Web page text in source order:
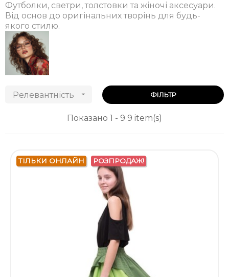
Футболки, светри, толстовки та жіночі аксесуари.
Від основ до оригінальних творінь для будь-
якого стилю.
Релевантність  ФІЛЬТР
Показано 1 - 9 9 item(s)
ТІЛЬКИ ОНЛАЙН РОЗПРОДАЖ!